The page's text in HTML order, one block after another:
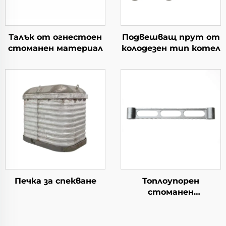
Талък от огнестоен
стоманен материал
Подвешващ прут от
колодезен тип котел
Печка за спекване
Топлоупорен
стоманен